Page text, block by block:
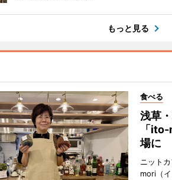
もっと見る
食べる
浅草
「
場に
ニット
mori（